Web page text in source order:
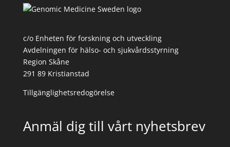
c/o Enheten för forskning och utveckling
Avdelningen för hälso- och sjukvårdsstyrning
Region Skåne
291 89 Kristianstad
Tillgänglighetsredogörelse
Anmäl dig till vårt nyhetsbrev